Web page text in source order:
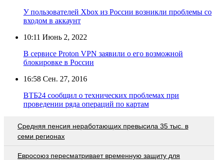
У пользователей Xbox из России возникли проблемы со
входом в аккаунт
10:11 Июнь 2, 2022
В сервисе Proton VPN заявили о его возможной
блокировке в России
16:58 Сен. 27, 2016
ВТБ24 сообщил о технических проблемах при
проведении ряда операций по картам
Средняя пенсия неработающих превысила 35 тыс. в
семи регионах
Евросоюз пересматривает временную защиту для